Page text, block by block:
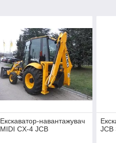
Екскаватор-навантажувач
MIDI CX-4 JCB
JCB